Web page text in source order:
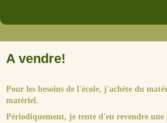
A vendre!
Pour les besoins de l'école, j'achète du
matériel.
Périodiquement, je tente d'en revendre